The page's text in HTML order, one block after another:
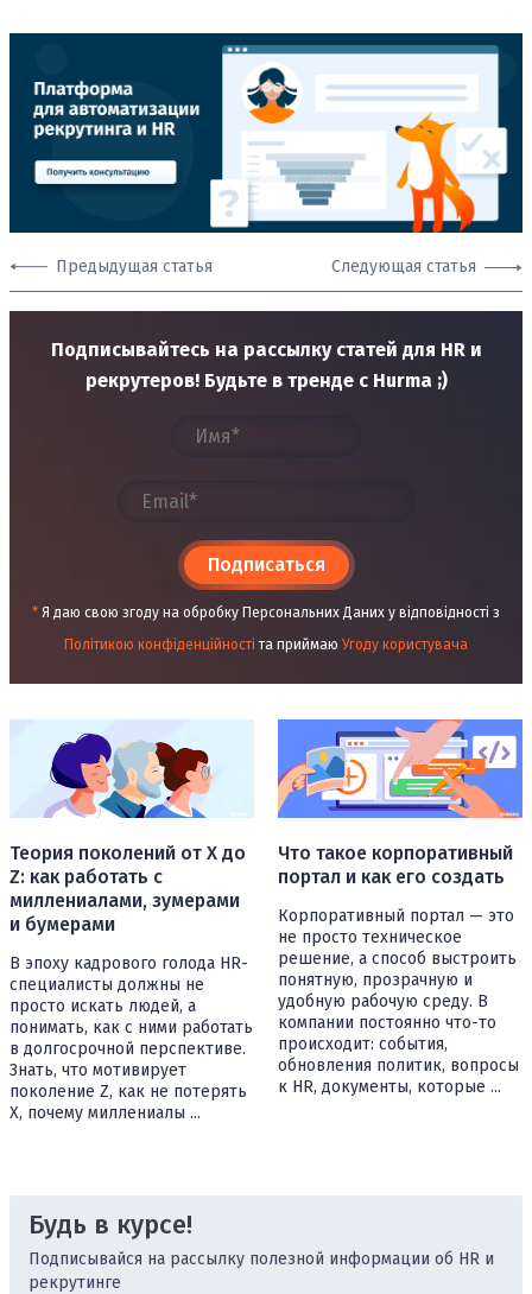
Предыдущая статья Следующая статья
Подписывайтесь на рассылку статей для HR и
рекрутеров! Будьте в тренде с Hurma ;)
Подписаться
* Я даю свою згоду на обробку Персональних Даних у відповідності з
Політикою конфіденційності та приймаю Угоду користувача
Теория поколений от X до
Z: как работать с
миллениалами, зумерами
и бумерами
В эпоху кадрового голода HR-
специалисты должны не
просто искать людей, а
понимать, как с ними работать
в долгосрочной перспективе.
Знать, что мотивирует
поколение Z, как не потерять
X, почему миллениалы ...
Что такое корпоративный
портал и как его создать
Корпоративный портал — это
не просто техническое
решение, а способ выстроить
понятную, прозрачную и
удобную рабочую среду. В
компании постоянно что-то
происходит: события,
обновления политик, вопросы
к HR, документы, которые ...
Будь в курсе!
Подписывайся на рассылку полезной информации об HR и
рекрутинге